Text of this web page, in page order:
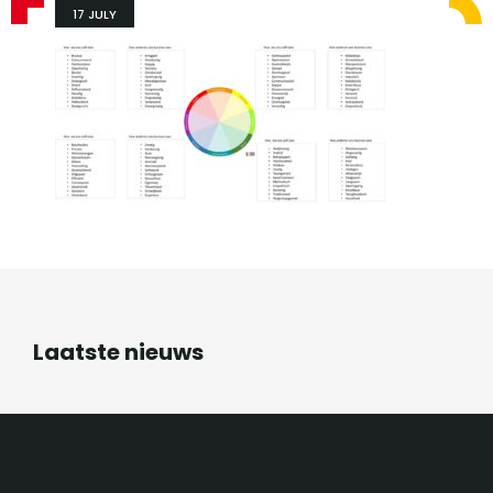
17 JULY
Laatste nieuws